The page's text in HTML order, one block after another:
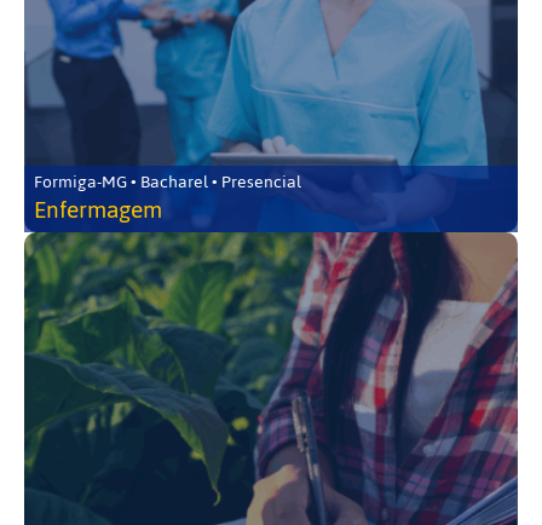
Formiga-MG • Bacharel • Presencial
Enfermagem